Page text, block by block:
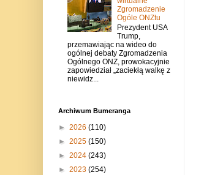
Zgromadzenie
Ogóle ONZtu
Prezydent USA
Trump,
przemawiając na wideo do
ogólnej debaty Zgromadzenia
Ogólnego ONZ, prowokacyjnie
zapowiedział „zaciekłą walkę z
niewidz...
Archiwum Bumeranga
► 2026 (110)
► 2025 (150)
► 2024 (243)
► 2023 (254)